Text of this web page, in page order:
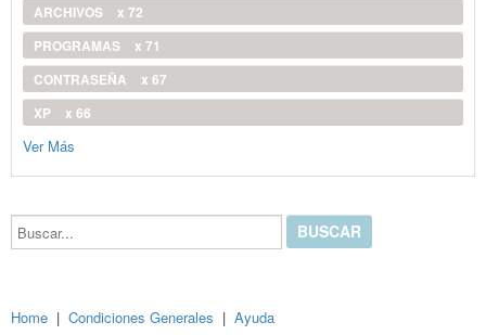
ARCHIVOS
x 72
PROGRAMAS
x 71
CONTRASEÑA
x 67
XP
x 66
Ver Más
Buscar...
Home | Condiciones Generales | Ayuda